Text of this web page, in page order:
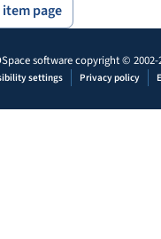
item page
softwarecopyright © 2002-
settings Privacy policy